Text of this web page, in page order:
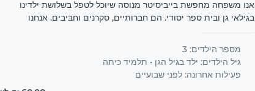
אנו משפחה מחפשת בייביסיטר מנוסה שיוכל לטפל בשלושת ילדינו
בגילאי גן ובית ספר יסודי. הם חברותיים, סקרנים וחביבים. אנחנו
מספר הילדים: 3
גיל הילדים: ילד בגיל הגן • תלמיד כיתה
פעילות אחרונה: לפני שבועיים